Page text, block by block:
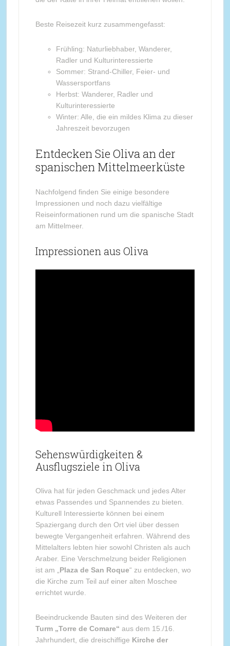
Beste Reisezeit kurz zusammengefasst:
Frühling: Naturliebhaber, Wanderer,
Radler und Kulturinteressierte
Sommer: Strand-Chiller, Feier- und
Wassersportfans
Herbst: Wanderer, Radler und
Kulturinteressierte
Winter: Alle, die ein mildes Klima zu dieser
Jahreszeit bevorzugen
Entdecken Sie Oliva an der
spanischen Mittelmeerküste
Nachfolgend finden Sie einige besondere
Impressionen und noch dazu vielfältige
Reiseinformationen rund um die spanische Stadt
am Mittelmeer.
Impressionen aus Oliva
Sehenswürdigkeiten &
Ausflugsziele in Oliva
Oliva hat für jeden Geschmack und jedes Alter
etwas Passendes und Spannendes zu bieten.
Kulturell Interessierte können bei einem
Spaziergang durch den Ort viel über dessen
bewegte Vergangenheit erfahren. Während des
Mittelalters lebten hier sowohl Christen als auch
Araber. Eine Verschmelzung beider Religionen
ist am „ Plaza de San Roque“ zu entdecken, wo
die Kirche zum Teil auf einer alten Moschee
errichtet wurde.
Beeindruckende Bauten sind des Weiteren der
Turm „Torre de Comare“ aus dem 15./16.
Jahrhundert, die dreischiffige Kirche der